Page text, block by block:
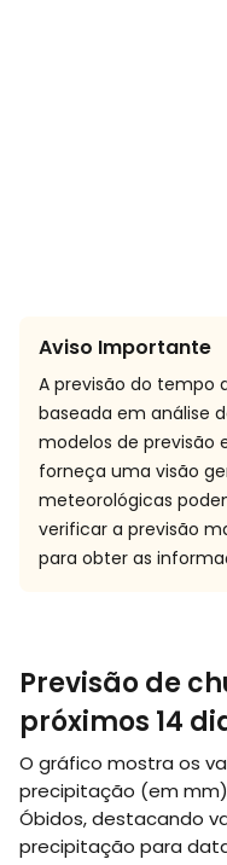
Aviso Importante
A previsão do tempo
baseada em análise
modelos de previsão
forneça uma visão
meteorológicas
verificar a previsão
para obter as
Previsão de
próximos 14
O gráfico mostra os
precipitação (em mm
Óbidos, destacando
precipitação para